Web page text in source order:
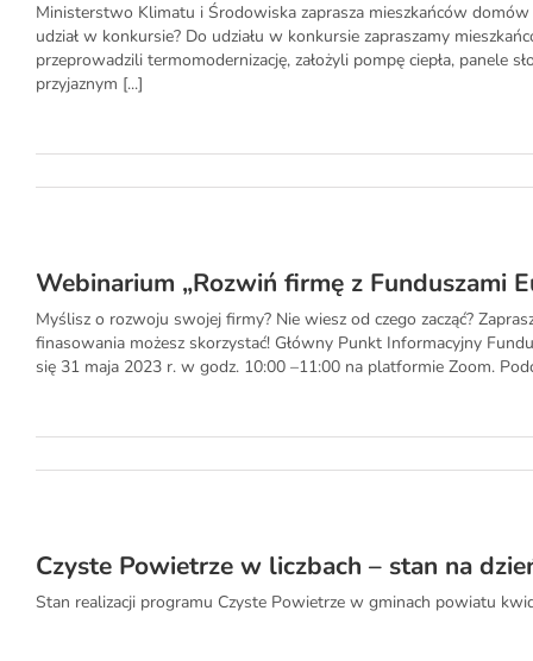
Ministerstwo Klimatu i Środowiska zaprasza mieszkańców
udział w konkursie? Do udziału w konkursie zapraszamy
przeprowadzili termomodernizację, założyli pompę ciepła, panele
przyjaznym [...]
Webinarium „Rozwiń firmę z Funduszami
Myślisz o rozwoju swojej firmy? Nie wiesz od czego zacząć?
finasowania możesz skorzystać! Główny Punkt Informacyjny
się 31 maja 2023 r. w godz. 10:00 –11:00 na platformie Zoom.
Czyste Powietrze w liczbach – stan na
Stan realizacji programu Czyste Powietrze w gminach powiatu